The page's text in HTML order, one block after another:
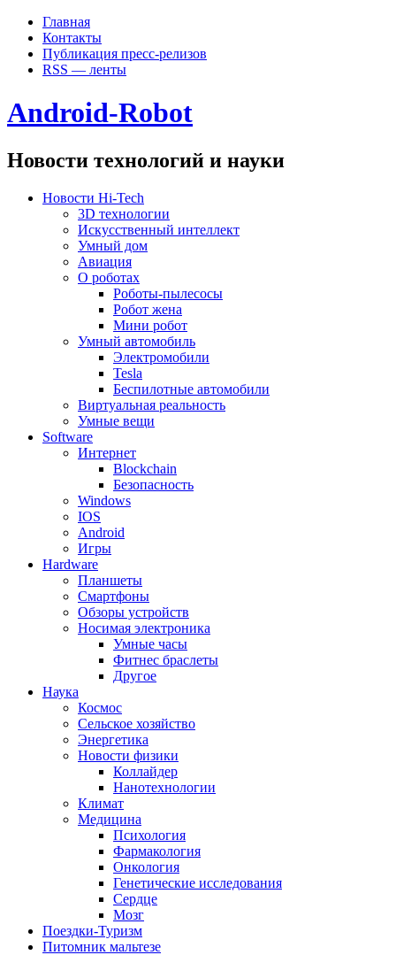
Главная
Контакты
Публикация пресс-релизов
RSS — ленты
Android-Robot
Новости технологий и науки
Новости Hi-Tech
3D технологии
Искусственный интеллект
Умный дом
Авиация
О роботах
Роботы-пылесосы
Робот жена
Мини робот
Умный автомобиль
Электромобили
Tesla
Беспилотные автомобили
Виртуальная реальность
Умные вещи
Software
Интернет
Blockchain
Безопасность
Windows
IOS
Android
Игры
Hardware
Планшеты
Смартфоны
Обзоры устройств
Носимая электроника
Умные часы
Фитнес браслеты
Другое
Наука
Космос
Сельское хозяйство
Энергетика
Новости физики
Коллайдер
Нанотехнологии
Климат
Медицина
Психология
Фармакология
Онкология
Генетические исследования
Сердце
Мозг
Поездки-Туризм
Питомник мальтезе